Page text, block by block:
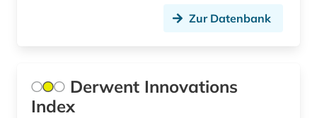
Zur Datenbank
Derwent Innovations
Index